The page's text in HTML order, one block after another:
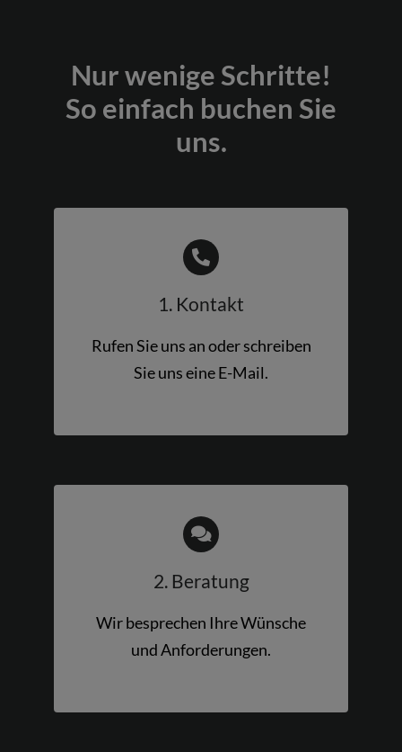
Nur wenige Schritte!
So einfach buchen Sie
uns.
1. Kontakt
Rufen Sie uns an oder schreiben
Sie uns eine E-Mail.
2. Beratung
Wir besprechen Ihre Wünsche
und Anforderungen.